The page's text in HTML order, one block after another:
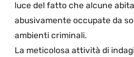
luce del fatto che alcune
abusivamente occupate da
ambienti criminali.
La meticolosa attività di